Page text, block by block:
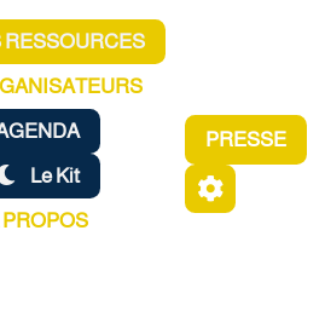
RESSOURCES
Le Kit
PROPOS
PRESSE